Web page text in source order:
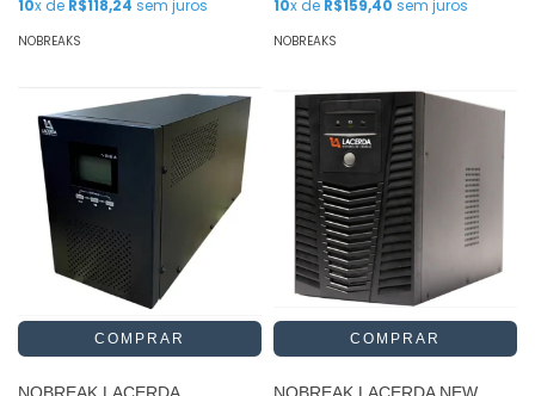
10x de R$118,24 sem juros
NOBREAKS
10x de R$159,40 sem juros
NOBREAKS